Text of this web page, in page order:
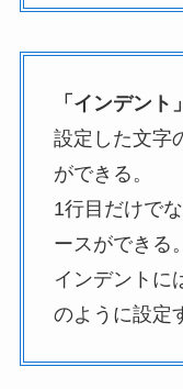
「インデント
設定した文字
ができる。
1行目だけで
ースができる。
インデントに
のように設定